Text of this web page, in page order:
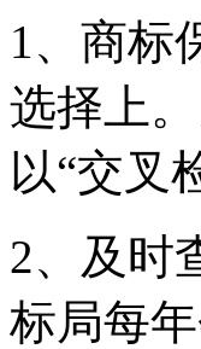
1、商标
选择上
以“交叉
2、及时
标局每